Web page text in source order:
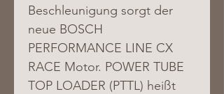
Beschleunigung sorgt der
neue BOSCH
PERFORMANCE LINE CX
RACE Motor. POWER TUBE
TOP LOADER (PTTL) heißt